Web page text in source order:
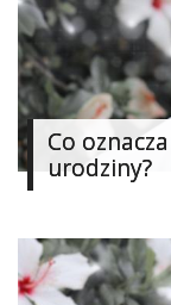
galerię
Dodaj
artykuł
Co
urodziny?